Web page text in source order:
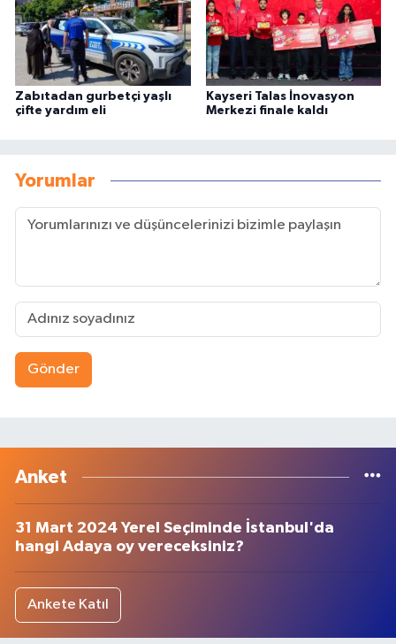
Zabıtadan gurbetçi yaşlı
çifte yardım eli
Kayseri Talas İnovasyon
Merkezi finale kaldı
Yorumlar
Gönder
Anket
31 Mart 2024 Yerel Seçiminde İstanbul'da
hangi Adaya oy vereceksiniz?
Ankete Katıl